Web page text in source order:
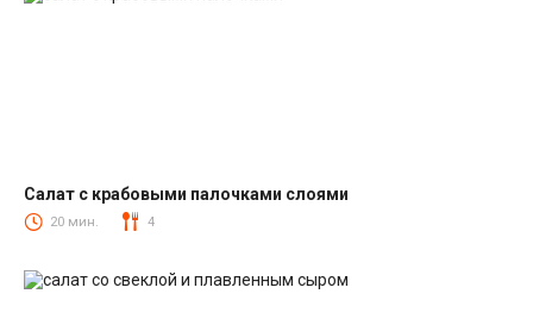
Салаты с крабовыми палочками
Салат с крабовыми палочками слоями
20 мин. 4